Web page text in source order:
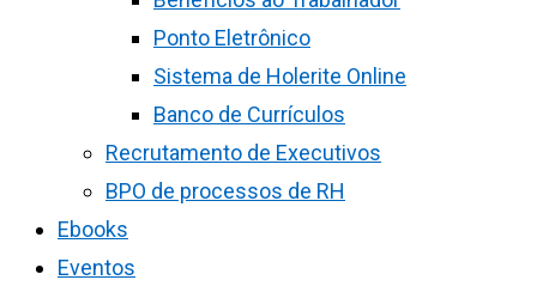
Ponto Eletrônico
Sistema de Holerite Online
Banco de Currículos
Recrutamento de Executivos
BPO de processos de RH
Ebooks
Eventos